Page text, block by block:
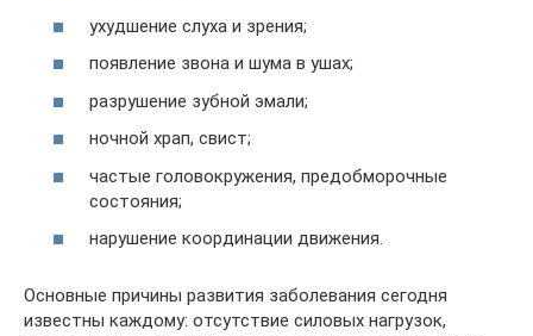
ухудшение слуха и зрения;
появление звона и шума в ушах;
разрушение зубной эмали;
ночной храп, свист;
частые головокружения, предобморочные
состояния;
нарушение координации движения.
Основные причины развития заболевания сегодня
известны каждому: отсутствие силовых нагрузок,